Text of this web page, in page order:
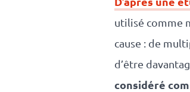
utilisé comme
cause : de
d’être
considéré